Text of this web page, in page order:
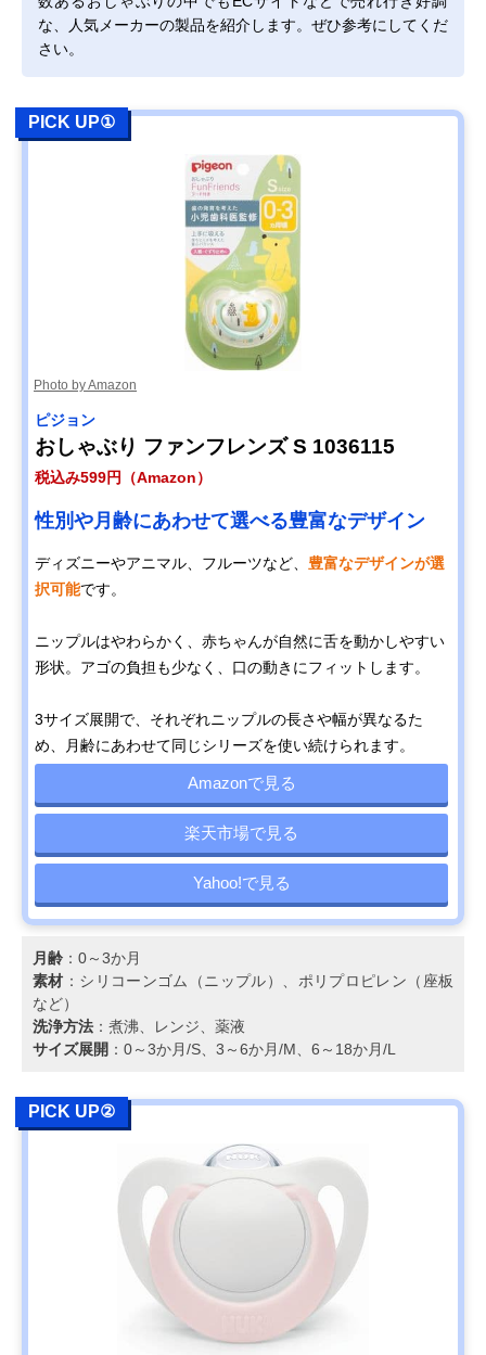
な、人気メーカーの製品を紹介します。ぜひ参考にしてくだ
さい。
PICK UP①
Photo by Amazon
ピジョン
おしゃぶり ファンフレンズ S 1036115
税込み599円（Amazon）
性別や月齢にあわせて選べる豊富なデザイン
ディズニーやアニマル、フルーツなど、 豊富なデザインが選
択可能です。
ニップルはやわらかく、赤ちゃんが自然に舌を動かしやすい
形状。アゴの負担も少なく、口の動きにフィットします。
3サイズ展開で、それぞれニップルの長さや幅が異なるた
め、月齢にあわせて同じシリーズを使い続けられます。
Amazonで見る
楽天市場で見る
Yahoo!で見る
月齢 ：0～3か月
素材 ：シリコーンゴム（ニップル）、ポリプロピレン（座板
など）
洗浄方法 ：煮沸、レンジ、薬液
サイズ展開 ：0～3か月/S、3～6か月/M、6～18か月/L
PICK UP②